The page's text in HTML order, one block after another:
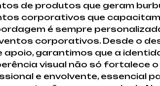
de produtos que geram
corporativos que
é sempre
corporativos. Desde o
garantimos que a
visual não só fortalece
e envolvente, essencial